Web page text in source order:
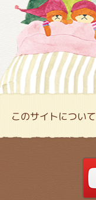
このサイトについて